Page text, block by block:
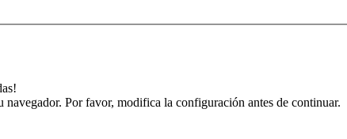
navegador. Por favor, modifica la configuración antes de continuar.